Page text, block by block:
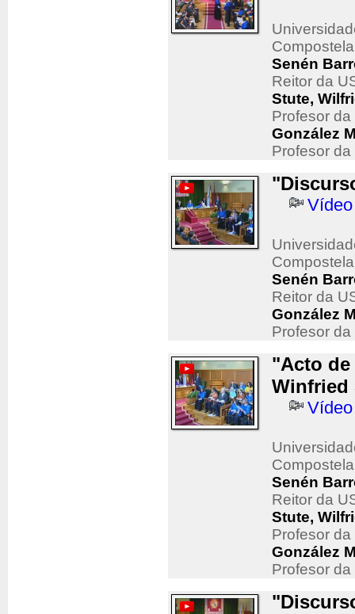
Compostela
Senén
Reitor da
Stute,
Profesor
González
Profesor
Vídeo
Compostela
Senén
Reitor da
González
Profesor
"Acto de
Winfried
Vídeo
Compostela
Senén
Reitor da
Stute,
Profesor
González
Profesor